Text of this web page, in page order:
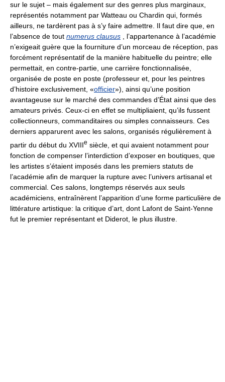
sur le sujet – mais également sur des genres plus marginaux,
représentés notamment par Watteau ou Chardin qui, formés
ailleurs, ne tardèrent pas à s’y faire admettre. Il faut dire que, en
l’absence de tout numerus clausus , l’appartenance à l’académie
n’exigeait guère que la fourniture d’un morceau de réception, pas
forcément représentatif de la manière habituelle du peintre; elle
permettait, en contre-partie, une carrière fonctionnalisée,
organisée de poste en poste (professeur et, pour les peintres
d’histoire exclusivement, «officier»), ainsi qu’une position
avantageuse sur le marché des commandes d’État ainsi que des
amateurs privés. Ceux-ci en effet se multipliaient, qu’ils fussent
collectionneurs, commanditaires ou simples connaisseurs. Ces
derniers apparurent avec les salons, organisés régulièrement à
partir du début du XVIIIe siècle, et qui avaient notamment pour
fonction de compenser l’interdiction d’exposer en boutiques, que
les artistes s’étaient imposés dans les premiers statuts de
l’académie afin de marquer la rupture avec l’univers artisanal et
commercial. Ces salons, longtemps réservés aux seuls
académiciens, entraînèrent l’apparition d’une forme particulière de
littérature artistique: la critique d’art, dont Lafont de Saint-Yenne
fut le premier représentant et Diderot, le plus illustre.